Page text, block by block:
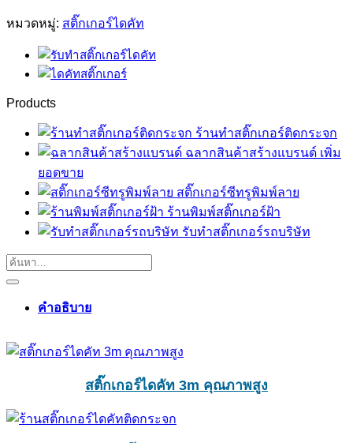
หมวดหมู่: สติ๊กเกอร์ไดคัท
Products
ร้านทําสติ๊กเกอร์ติดกระจก
ฉลากสินค้าสร้างแบรนด์ เพิ่ม
ยอดขาย
สติ๊กเกอร์ซีทรูพิมพ์ลาย
ร้านพิมพ์สติ๊กเกอร์ฝ้า
รับทำสติ๊กเกอร์รถบริษัท
คำอธิบาย
สติ๊กเกอร์ไดคัท 3m คุณภาพสูง